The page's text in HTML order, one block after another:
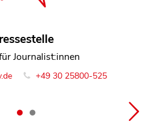
Journalist:innen
+49 30 25800-525
Methmann
Recht und Handel
+49 30 258 00-0